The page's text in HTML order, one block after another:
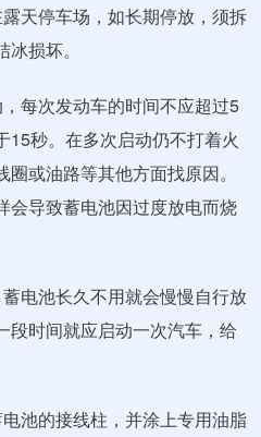
天停车场，如长期停放，须拆
损坏。
每次发动车的时间不应超过5
15秒。在多次启动仍不打着火
或油路等其他方面找原因。
会导致蓄电池因过度放电而烧
电池长久不用就会慢慢自行放
段时间就应启动一次汽车，给
池的接线柱，并涂上专用油脂